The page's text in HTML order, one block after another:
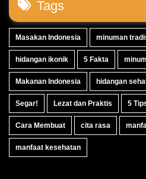
Tags
Masakan Indonesia minuman
hidangan ikonik 5 Fakta
Makanan Indonesia hidangan
Segar! Lezat dan Praktis 5
Cara Membuat cita rasa
manfaat kesehatan